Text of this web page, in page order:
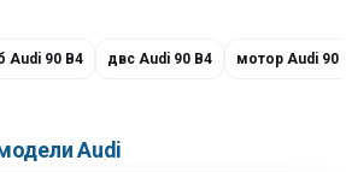
Audi 90 B4 двс Audi 90 B4 мотор Audi 90
Audi